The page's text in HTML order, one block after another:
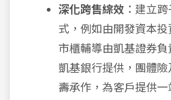
深化跨售綜效 ：建立
式，例如由開發資本
市櫃輔導由凱基證券
凱基銀行提供，團體
壽承作，為客戶提供一